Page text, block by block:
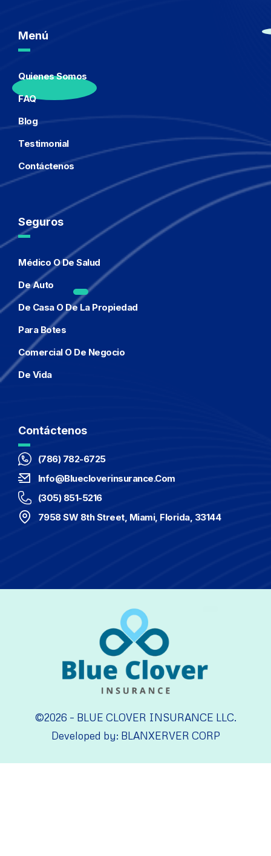
Menú
Quienes Somos
FAQ
Blog
Testimonial
Contáctenos
Seguros
Médico O De Salud
De Auto
De Casa O De La Propiedad
Para Botes
Comercial O De Negocio
De Vida
Contáctenos
(786) 782-6725
Info@bluecloverinsurance.com
(305) 851-5216
7958 SW 8th Street, Miami, Florida, 33144
©2026 – BLUE CLOVER INSURANCE LLC.
Developed by: BLANXERVER CORP